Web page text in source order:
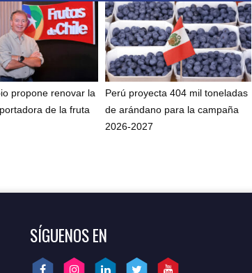
propone renovar la
de la fruta
Perú proyecta 404 mil toneladas
de arándano para la campaña
2026-2027
SÍGUENOS EN